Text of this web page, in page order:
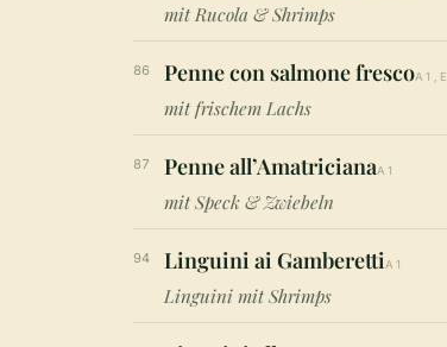
mit Rucola & Shrimps
86 Penne con salmone frescoA1,E
mit frischem Lachs
87 Penne all’AmatricianaA1
mit Speck & Zwiebeln
94 Linguini ai GamberettiA1
Linguini mit Shrimps